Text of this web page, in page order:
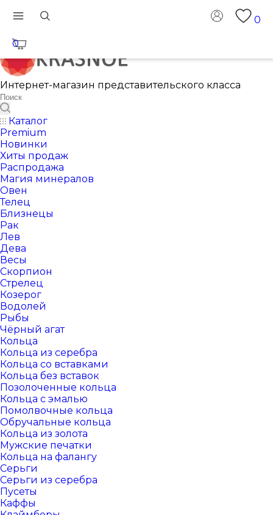
0
0
Интернет-магазин представительского класса
Каталог
Premium
Новинки
Хиты продаж
Распродажа
Магия минералов
Овен
Телец
Близнецы
Рак
Лев
Дева
Весы
Скорпион
Стрелец
Козерог
Водолей
Рыбы
Чёрный агат
Кольца
Кольца из серебра
Кольца со вставками
Кольца без вставок
Позолоченные кольца
Кольца с эмалью
Помолвочные кольца
Обручальные кольца
Кольца из золота
Мужские печатки
Кольца на фалангу
Серьги
Серьги из серебра
Пусеты
Каффы